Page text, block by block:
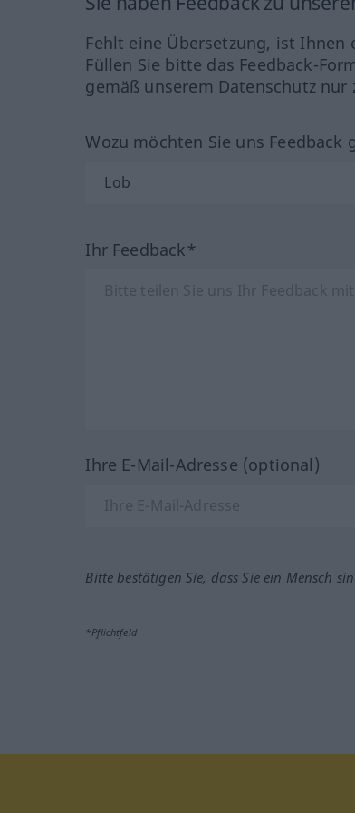
Fehlt eine Übersetzung, ist
Füllen Sie bitte das Feedback-
gemäß unserem Datenschutz
Wozu möchten Sie uns Feedback
Ihr Feedback*
Ihre E-Mail-Adresse (optional)
Bitte bestätigen Sie, dass Sie ein Mensch
*Pflichtfeld